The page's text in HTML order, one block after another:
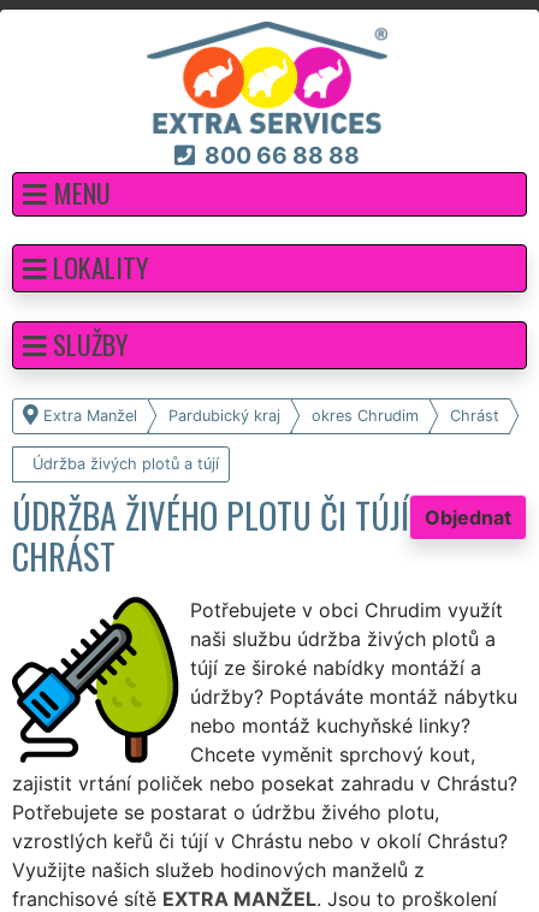
800 66 88 88
MENU
Extra Manžel Pardubický kraj okres Chrudim Chrást
Údržba živých plotů a tújí
Objednat
ÚDRŽBA ŽIVÉHO PLOTU ČI TÚJÍ
CHRÁST
Potřebujete v obci Chrudim využít
naši službu údržba živých plotů a
tújí ze široké nabídky montáží a
údržby? Poptáváte montáž nábytku
nebo montáž kuchyňské linky?
Chcete vyměnit sprchový kout,
zajistit vrtání poliček nebo posekat zahradu v Chrástu?
Potřebujete se postarat o údržbu živého plotu,
vzrostlých keřů či tújí v Chrástu nebo v okolí Chrástu?
Využijte našich služeb hodinových manželů z
franchisové sítě EXTRA MANŽEL. Jsou to proškolení
LOKALITY
SLUŽBY